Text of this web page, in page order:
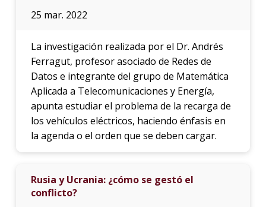
25 mar. 2022
La investigación realizada por el Dr. Andrés
Ferragut, profesor asociado de Redes de
Datos e integrante del grupo de Matemática
Aplicada a Telecomunicaciones y Energía,
apunta estudiar el problema de la recarga de
los vehículos eléctricos, haciendo énfasis en
la agenda o el orden que se deben cargar.
Rusia y Ucrania: ¿cómo se gestó el
conflicto?